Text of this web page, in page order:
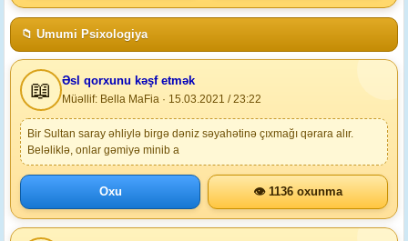
📁 Umumi Psixologiya
📖 Əsl qorxunu kəşf etmək
Müəllif: Bella MaFia · 15.03.2021 / 23:22
Bir Sultan saray əhliylə birgə dəniz səyahətinə çıxmağı qərara alır.
Beləliklə, onlar gəmiyə minib a
Oxu 👁 1136 oxunma